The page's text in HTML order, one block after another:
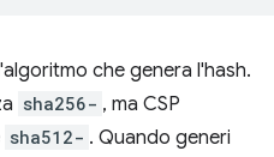
che genera l'hash.
sha256- , ma CSP
sha512- . Quando generi